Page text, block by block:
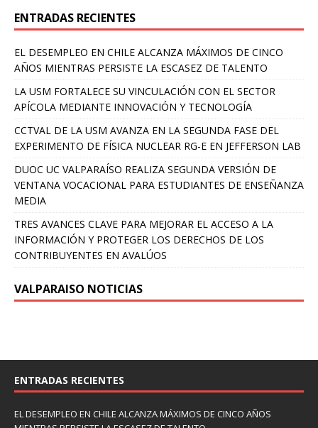
ENTRADAS RECIENTES
EL DESEMPLEO EN CHILE ALCANZA MÁXIMOS DE CINCO
AÑOS MIENTRAS PERSISTE LA ESCASEZ DE TALENTO
LA USM FORTALECE SU VINCULACIÓN CON EL SECTOR
APÍCOLA MEDIANTE INNOVACIÓN Y TECNOLOGÍA
CCTVAL DE LA USM AVANZA EN LA SEGUNDA FASE DEL
EXPERIMENTO DE FÍSICA NUCLEAR RG-E EN JEFFERSON LAB
DUOC UC VALPARAÍSO REALIZA SEGUNDA VERSIÓN DE
VENTANA VOCACIONAL PARA ESTUDIANTES DE ENSEÑANZA
MEDIA
TRES AVANCES CLAVE PARA MEJORAR EL ACCESO A LA
INFORMACIÓN Y PROTEGER LOS DERECHOS DE LOS
CONTRIBUYENTES EN AVALÚOS
VALPARAISO NOTICIAS
ENTRADAS RECIENTES
EL DESEMPLEO EN CHILE ALCANZA MÁXIMOS DE CINCO AÑOS